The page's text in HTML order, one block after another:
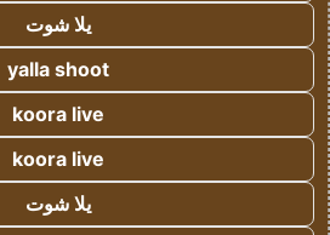
يلا شوت
yalla shoot
koora live
koora live
يلا شوت